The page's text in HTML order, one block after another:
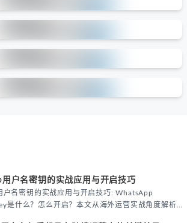
户名密钥的实战应用与开启技巧
户名密钥的实战应用与开启技巧: WhatsApp
是什么？怎么开启？本文从海外运营实战角度解析